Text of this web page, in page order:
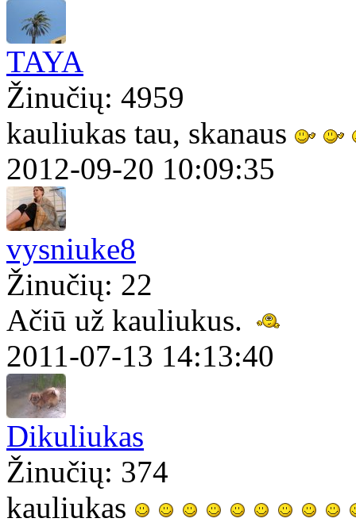
TAYA
Žinučių: 4959
kauliukas tau, skanaus
2012-09-20 10:09:35
vysniuke8
Žinučių: 22
Ačiū už kauliukus.
2011-07-13 14:13:40
Dikuliukas
Žinučių: 374
kauliukas